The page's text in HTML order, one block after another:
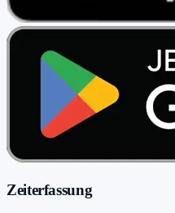
Zeiterfassung